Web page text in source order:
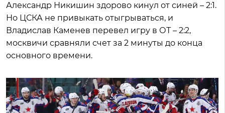
Александр Никишин здорово кинул от синей – 2:1.
Но ЦСКА не привыкать отыгрываться, и
Владислав Каменев перевел игру в ОТ – 2:2,
москвичи сравняли счет за 2 минуты до конца
основного времени.